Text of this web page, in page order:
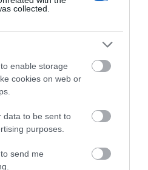
collected.
enable storage
cookies on web or
data to be sent to
purposes.
send me
των